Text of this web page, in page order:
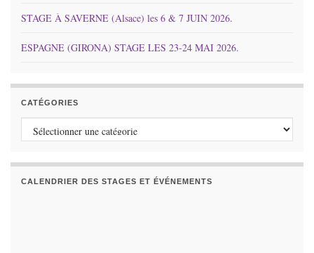
STAGE À SAVERNE (Alsace) les 6 & 7 JUIN 2026.
ESPAGNE (GIRONA) STAGE LES 23-24 MAI 2026.
CATÉGORIES
Catégories
CALENDRIER DES STAGES ET ÉVÉNEMENTS